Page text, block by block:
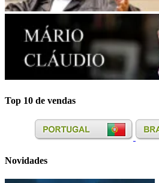
Top 10 de vendas
Novidades